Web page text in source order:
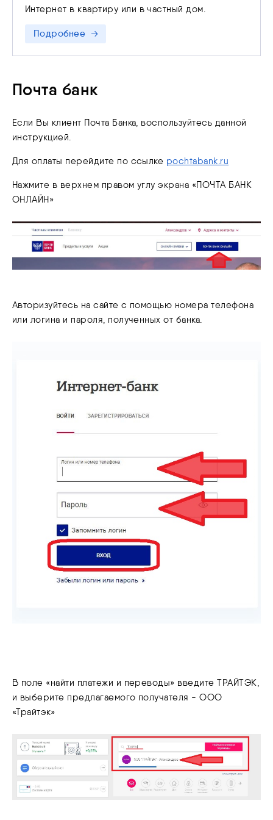
устранения нарушений на основании п. 3 ст. 44
связи»
Интернет в квартиру или в частный дом.
Подробнее
Почта банк
Если Вы клиент Почта Банка, воспользуйтесь данной
инструкцией.
Для оплаты перейдите по ссылке pochtabank.ru
Нажмите в верхнем правом углу экрана «ПОЧТА БАНК
ОНЛАЙН»
Авторизуйтесь на сайте с помощью номера телефона
или логина и пароля, полученных от банка.
В поле «найти платежи и переводы» введите ТРАЙТЭК,
и выберите предлагаемого получателя - ООО
«Трайтэк»